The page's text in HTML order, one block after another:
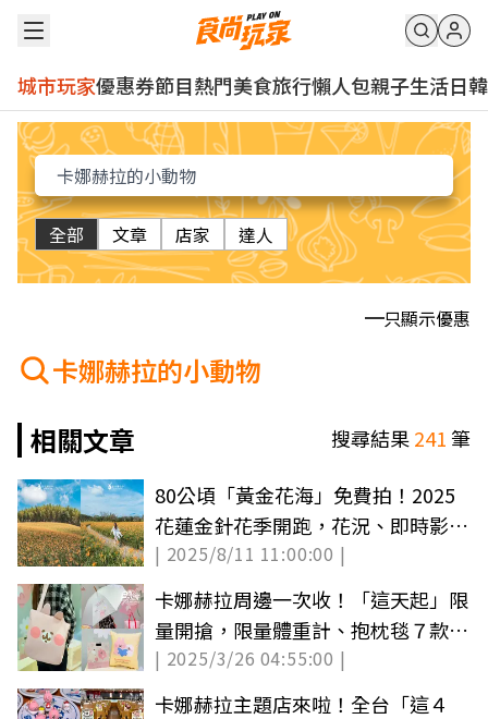
城市玩家優惠券節目熱門美食旅行懶人包親子生活日韓
全部 文章 店家 達人
只顯示優惠
卡娜赫拉的小動物
相關文章
搜尋結果241筆
80公頃「黃金花海」免費拍！2025
花蓮金針花季開跑，花況、即時影像
一次看
| 2025/8/11 11:00:00 |
卡娜赫拉周邊一次收！「這天起」限
量開搶，限量體重計、抱枕毯７款快
筆記
| 2025/3/26 04:55:00 |
卡娜赫拉主題店來啦！全台「這４